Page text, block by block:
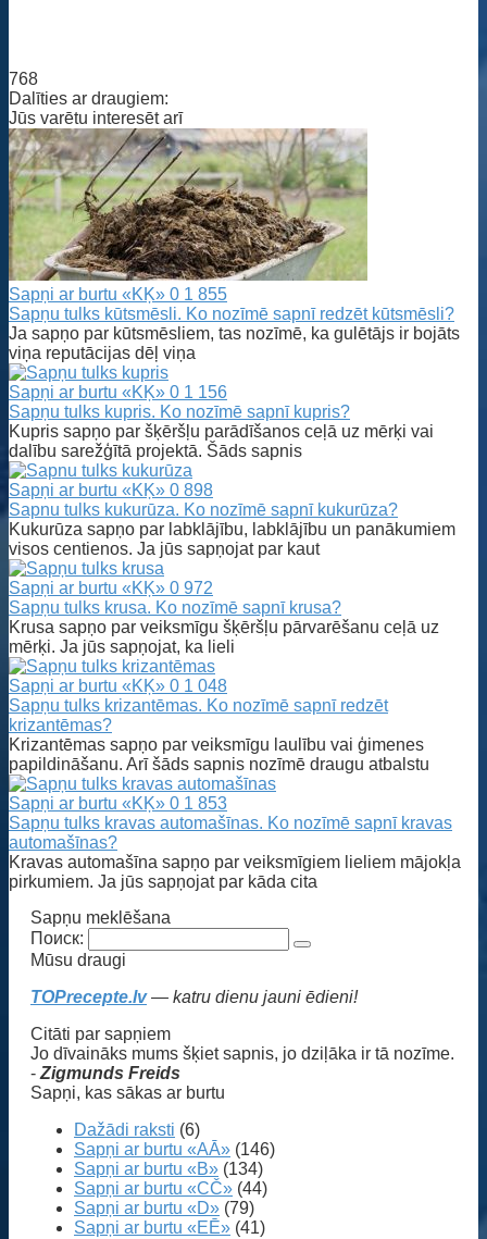
768
Dalīties ar draugiem:
Jūs varētu interesēt arī
Sapņi ar burtu «KĶ» 0 1 855
Sapņu tulks kūtsmēsli. Ko nozīmē sapnī redzēt kūtsmēsli?
Ja sapņo par kūtsmēsliem, tas nozīmē, ka gulētājs ir bojāts
viņa reputācijas dēļ viņa
Sapņi ar burtu «KĶ» 0 1 156
Sapņu tulks kupris. Ko nozīmē sapnī kupris?
Kupris sapņo par šķēršļu parādīšanos ceļā uz mērķi vai
dalību sarežģītā projektā. Šāds sapnis
Sapņi ar burtu «KĶ» 0 898
Sapnu tulks kukurūza. Ko nozīmē sapnī kukurūza?
Kukurūza sapņo par labklājību, labklājību un panākumiem
visos centienos. Ja jūs sapņojat par kaut
Sapņi ar burtu «KĶ» 0 972
Sapņu tulks krusa. Ko nozīmē sapnī krusa?
Krusa sapņo par veiksmīgu šķēršļu pārvarēšanu ceļā uz
mērķi. Ja jūs sapņojat, ka lieli
Sapņi ar burtu «KĶ» 0 1 048
Sapņu tulks krizantēmas. Ko nozīmē sapnī redzēt
krizantēmas?
Krizantēmas sapņo par veiksmīgu laulību vai ģimenes
papildināšanu. Arī šāds sapnis nozīmē draugu atbalstu
Sapņi ar burtu «KĶ» 0 1 853
Sapņu tulks kravas automašīnas. Ko nozīmē sapnī kravas
automašīnas?
Kravas automašīna sapņo par veiksmīgiem lieliem mājokļa
pirkumiem. Ja jūs sapņojat par kāda cita
Sapņu meklēšana
Поиск:
Mūsu draugi
TOPrecepte.lv— katru dienu jauni ēdieni!
Citāti par sapņiem
Jo dīvaināks mums šķiet sapnis, jo dziļāka ir tā nozīme.
-Zigmunds Freids
Sapņi, kas sākas ar burtu
Dažādi raksti (6)
Sapņi ar burtu «AĀ» (146)
Sapņi ar burtu «B» (134)
Sapņi ar burtu «CČ» (44)
Sapņi ar burtu «D» (79)
Sapņi ar burtu «EĒ» (41)